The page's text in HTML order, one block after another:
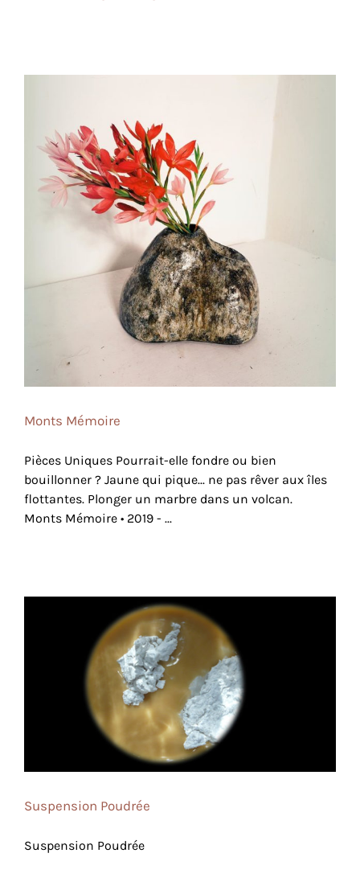
Monts Mémoire
Monts Mémoire
Pièces Uniques Pourrait-elle fondre ou bien
bouillonner ? Jaune qui pique... ne pas rêver aux îles
flottantes. Plonger un marbre dans un volcan.
Monts Mémoire • 2019 - ...
Suspension Poudrée
Suspension Poudrée
Suspension Poudrée